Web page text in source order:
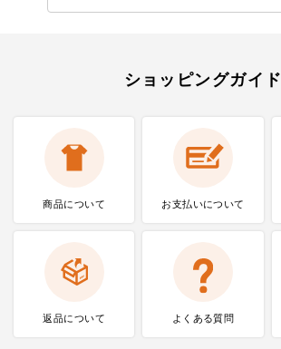
ショッピングガイド
商品について お支払いについて
返品について よくある質問